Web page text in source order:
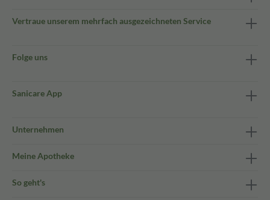
Vertraue unserem mehrfach ausgezeichneten Service
Folge uns
Sanicare App
Unternehmen
Meine Apotheke
So geht's